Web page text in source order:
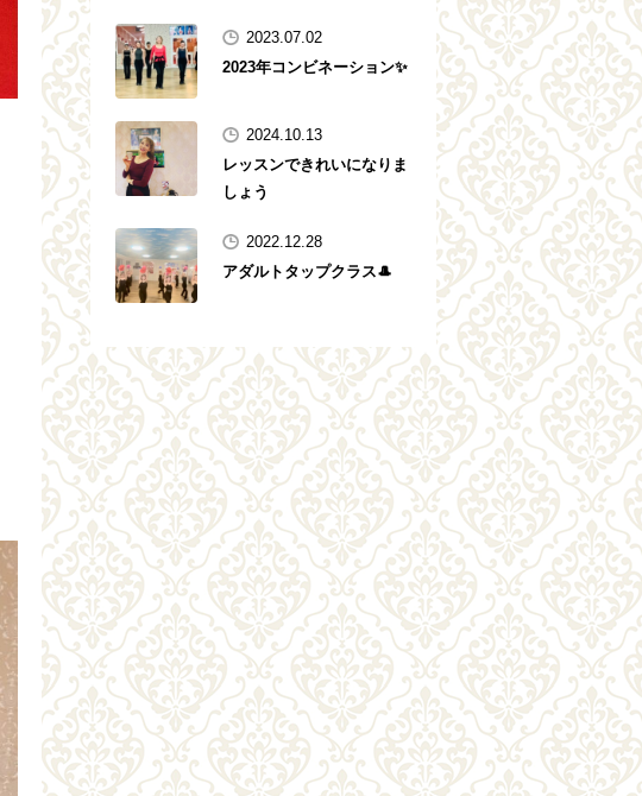
2023.07.02
2023年コンビネーション✨
2024.10.13
レッスンできれいになりま
しょう
2022.12.28
アダルトタップクラス🎩